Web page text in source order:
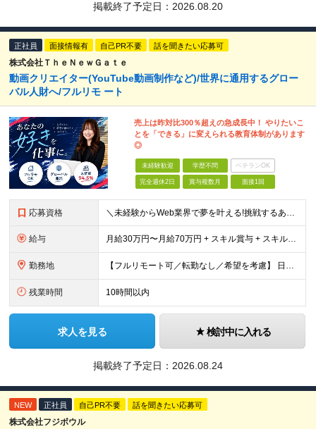
掲載終了予定日： 2026.08.20
正社員 面接情報有 自己PR不要 話を聞きたい応募可
株式会社ＴｈｅＮｅｗＧａｔｅ
動画クリエイター(YouTube動画制作など)/世界に通用するグロー
バル人財へ/フルリモ ート
売上は昨対比300％超えの急成長中！ やりたいこ
とを「できる」に変えられる教育体制があります
◎
未経験歓迎 学歴不問 ベテランOK
完全週休2日 賞与複数月 面接1回
応募資格 ＼未経験からWeb業界で夢を叶える!挑戦するあなたを全力サポート/ ★学歴・経験不問! ★未経験・クリエイティブ系スクール卒業生・第二新卒歓迎! ★社会人未経験OK! ★将来の幹部候補採用 『PC
給与 月給30万円〜月給70万円 + スキル賞与 + スキルインセンティブ ※研修期間は有期雇用契約社員 ※プロジェクトによって異なる ※上記には(固定残業代¥44,369/30時間)を含む ※エリアによ
勤務地 【フルリモート可／転勤なし／希望を考慮】 日本47都道府県、どこでも就業可能！ (東京支社、群馬本社、北海道支社、宮城支社、愛知支社、大阪支社、福岡支社、千葉支店、神奈川支店、茨城支店、新潟支店、長野
残業時間 10時間以内
求人を見る 検討中に入れる
掲載終了予定日： 2026.08.24
NEW 正社員 自己PR不要 話を聞きたい応募可
株式会社フジボウル